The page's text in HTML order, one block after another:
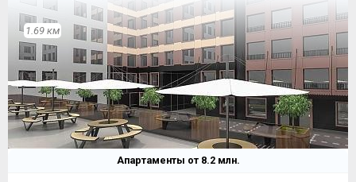
1.69 км
Апартаменты от 8.2млн.